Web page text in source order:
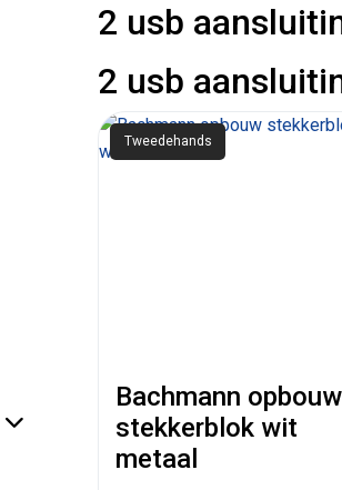
2 usb
2 usb
Tweedehands
Bachmann opbouw
stekkerblok wit
metaal